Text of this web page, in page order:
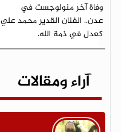
وفاة آخر منولوجست في
عدن.. الفنان القدير محمد علي
كعدل في ذمة الله.
آراء ومقالات